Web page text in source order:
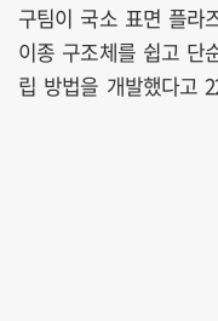
구팀이 국소 표면 플라
이종 구조체를 쉽고 단
립 방법을 개발했다고